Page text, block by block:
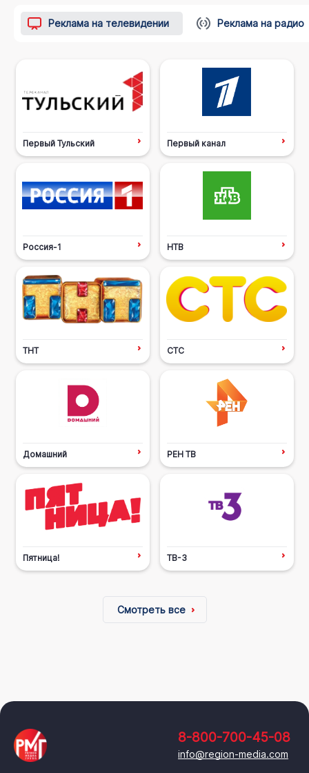
Реклама на телевидении Реклама на радио
Первый Тульский Первый канал
Россия-1 НТВ
ТНТ СТС
Домашний РЕН ТВ
Пятница! ТВ-3
Смотреть все
8-800-700-45-08
info@region-media.com